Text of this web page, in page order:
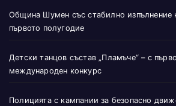
Община Шумен със стабилно изпълнение
първото полугодие
Детски танцов състав „Пламъче“ – с
международен конкурс
Полицията с кампании за безопасно